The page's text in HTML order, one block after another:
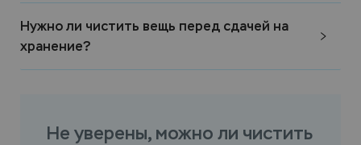
Нужно ли чистить вещь перед сдачей на
хранение?
Не уверены, можно ли чистить